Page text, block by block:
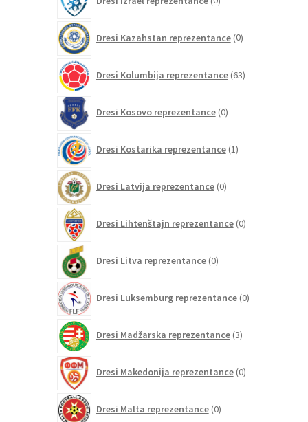
izdelkov
Dresi Kazahstan reprezentance 0izdelkov
Dresi Kolumbija reprezentance 63izdelkov
Dresi Kosovo reprezentance 0izdelkov
Dresi Kostarika reprezentance 1izdelek
Dresi Latvija reprezentance 0izdelkov
Dresi Lihtenštajn reprezentance 0izdelkov
Dresi Litva reprezentance 0izdelkov
Dresi Luksemburg reprezentance 0izdelkov
Dresi Madžarska reprezentance 3izdelki
Dresi Makedonija reprezentance 0izdelkov
Dresi Malta reprezentance 0izdelkov